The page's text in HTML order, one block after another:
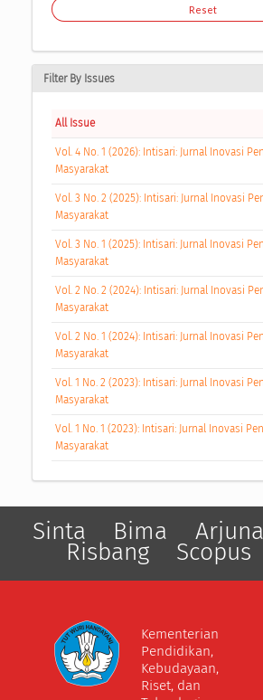
Reset
Filter By Issues
All Issue
Vol. 4 No. 1 (2026): Intisari: Jurnal Inovasi
Masyarakat
Vol. 3 No. 2 (2025): Intisari: Jurnal Inovasi
Masyarakat
Vol. 3 No. 1 (2025): Intisari: Jurnal Inovasi
Masyarakat
Vol. 2 No. 2 (2024): Intisari: Jurnal Inovasi
Masyarakat
Vol. 2 No. 1 (2024): Intisari: Jurnal Inovasi
Masyarakat
Vol. 1 No. 2 (2023): Intisari: Jurnal Inovasi
Masyarakat
Vol. 1 No. 1 (2023): Intisari: Jurnal Inovasi
Masyarakat
Sinta Bima Arjuna
Risbang Scopus
Kementerian
Pendidikan,
Kebudayaan,
Riset, dan